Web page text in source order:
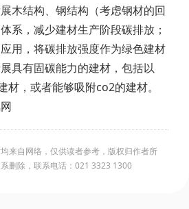
木结构、钢结构（考虑钢材的回
系，减少建材生产阶段碳排放；
用，将碳排放强度作为绿色建材
具有固碳能力的建材，包括以
材，或者能够吸附co2的建材。
来自网络，仅供读者参考，版权归作者所
删除，联系电话：021 3323 1300